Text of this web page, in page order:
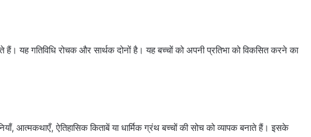
यह गतिविधि रोचक और सार्थक दोनों है। यह बच्चों को अपनी प्रतिभा को विकसित करने का
आत्मकथाएँ, ऐतिहासिक किताबें या धार्मिक ग्रंथ बच्चों की सोच को व्यापक बनाते हैं। इसके